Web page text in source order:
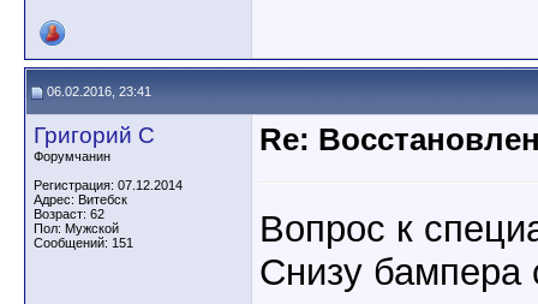
06.02.2016, 23:41
Григорий С
Форумчанин
Регистрация: 07.12.2014
Адрес: Витебск
Возраст: 62
Пол: Мужской
Сообщений: 151
Re:
Вопрос к
Снизу бампера